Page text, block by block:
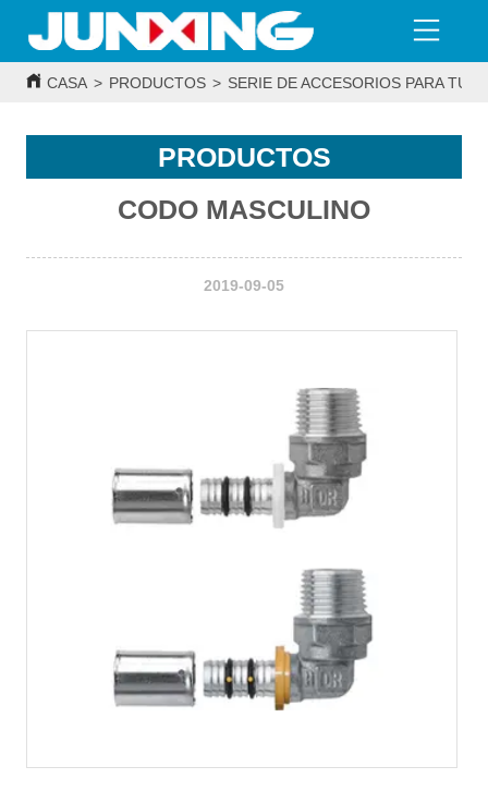
CASA > PRODUCTOS > SERIE DE ACCESORIOS PARA
PRODUCTOS
CODO MASCULINO
2019-09-05